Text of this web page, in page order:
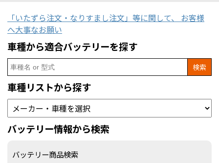
「いたずら注文・なりすまし注文」等に関して、 お客様
へ大事なお願い
車種から適合バッテリーを探す
Search
for:
車種リストから探す
バッテリー情報から検索
バッテリー商品検索